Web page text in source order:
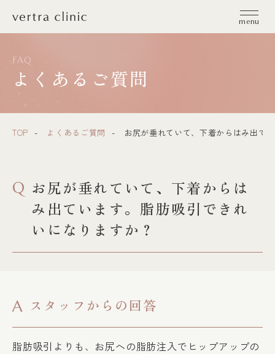
vertra clinic（ヴェルトラクリニック）
menu
FAQ
よくあるご質問
TOP よくあるご質問 お尻が垂れていて、下着からはみ出て
Q お尻が垂れていて、下着からは
み出ています。脂肪吸引できれ
いになりますか？
A スタッフからの回答
脂肪吸引よりも、お尻への脂肪注入でヒップアップの